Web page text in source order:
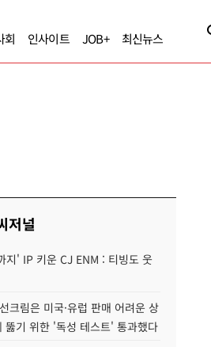
회 인사이트 JOB+ 최신뉴스
저널
지' IP 키운 CJ ENM : 티빙도 웃
크림은 미국·유럽 판매 어려운 상
뚫기 위한 '독성 테스트' 통과했다